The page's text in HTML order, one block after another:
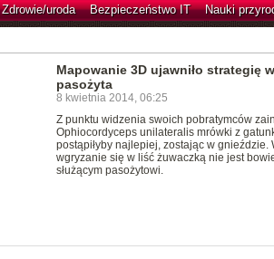
Zdrowie/uroda Bezpieczeństwo IT Nauki
Mapowanie 3D ujawniło strategię
pasożyta
8 kwietnia 2014, 06:25
Z punktu widzenia swoich pobratymców
Ophiocordyceps unilateralis mrówki z
postąpiłyby najlepiej, zostając w gnieździe.
wgryzanie się w liść żuwaczką nie jest
służącym pasożytowi.